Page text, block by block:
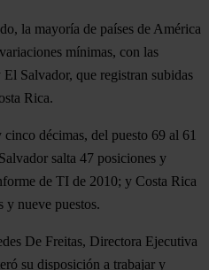
la mayoría de países de América
mínimas, con las
Salvador, que registran subidas
Rica.
décimas, del puesto 69 al 61
salta 47 posiciones y
de TI de 2010; y Costa Rica
y nueve puestos.
De Freitas, Directora Ejecutiva
su disposición a trabajar y